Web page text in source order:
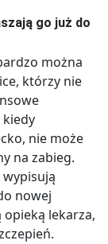
go już do
można
którzy nie
kiedy
nie może
na zabieg.
nowej
lekarza,